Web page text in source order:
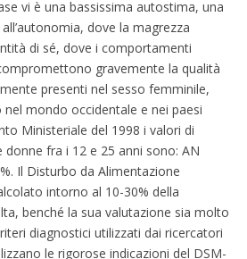
vi è una bassissima autostima, una
dove la magrezza
di sé, dove i comportamenti
gravemente la qualità
presenti nel sesso femminile,
mondo occidentale e nei paesi
Ministeriale del 1998 i valori di
donne fra i 12 e 25 anni sono: AN
Il Disturbo da Alimentazione
intorno al 10-30% della
benché la sua valutazione sia molto
diagnostici utilizzati dai ricercatori
le rigorose indicazioni del DSM-